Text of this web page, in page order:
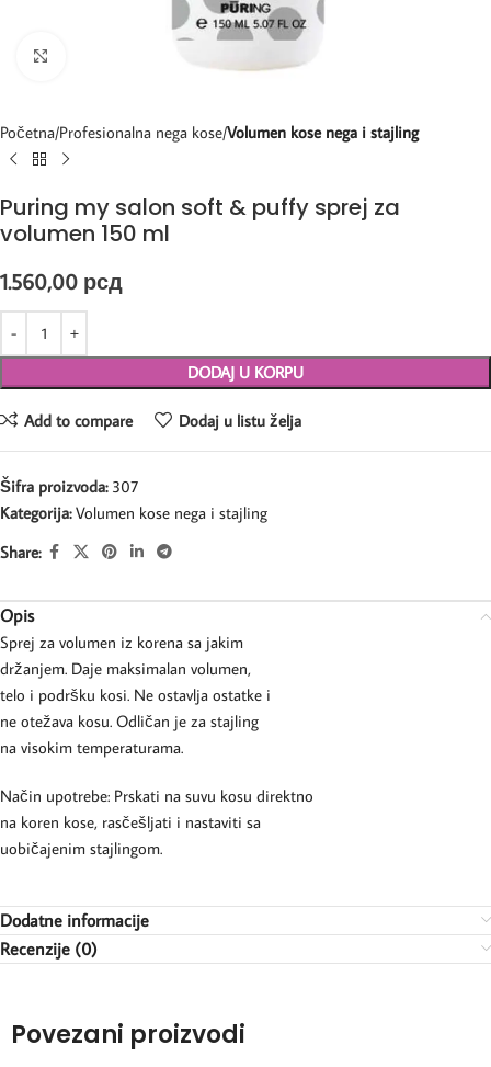
Početna Profesionalna nega kose Volumen kose nega i stajling
Puring my salon soft & puffy sprej za
volumen 150 ml
1.560,00 рсд
DODAJ U KORPU
Add to compare Dodaj u listu želja
Šifra proizvoda: 307
Kategorija: Volumen kose nega i stajling
Share:
Opis
Sprej za volumen iz korena sa jakim
držanjem. Daje maksimalan volumen,
telo i podršku kosi. Ne ostavlja ostatke i
ne otežava kosu. Odličan je za stajling
na visokim temperaturama.
Način upotrebe: Prskati na suvu kosu direktno
na koren kose, rasčešljati i nastaviti sa
uobičajenim stajlingom.
Dodatne informacije
Recenzije (0)
Povezani proizvodi